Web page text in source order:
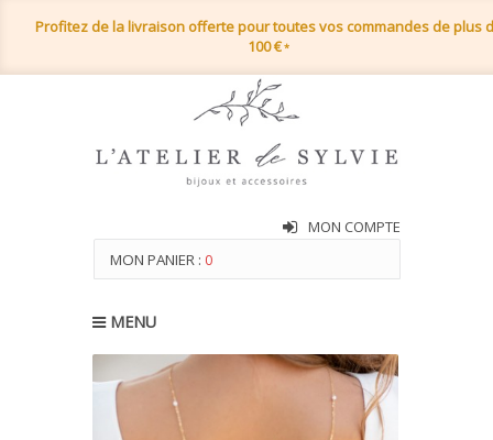
Profitez de la livraison offerte pour toutes vos commandes de plus
100 €*
MON COMPTE
MON PANIER : 0
MENU